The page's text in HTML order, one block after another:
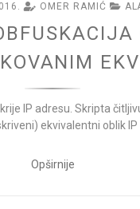
OMER RAMIĆ
IP adresu. Skripta
ekvivalentni oblik IP
Opširnije